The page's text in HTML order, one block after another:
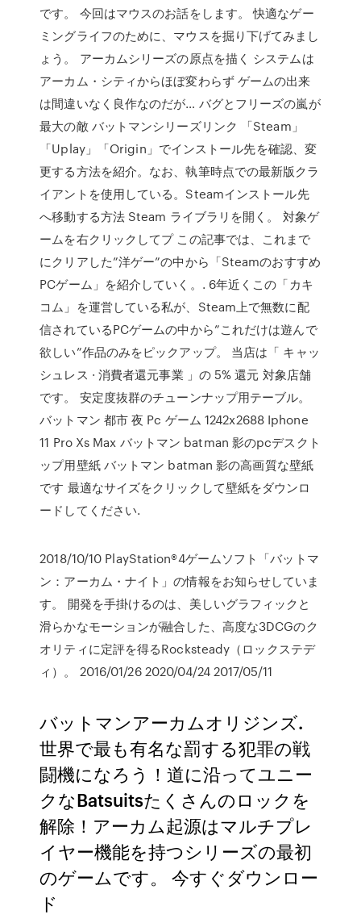
です。 今回はマウスのお話をします。 快適なゲー
ミングライフのために、マウスを掘り下げてみまし
ょう。 アーカムシリーズの原点を描く システムは
アーカム・シティからほぼ変わらず ゲームの出来
は間違いなく良作なのだが… バグとフリーズの嵐が
最大の敵 バットマンシリーズリンク 「Steam」
「Uplay」「Origin」でインストール先を確認、変
更する方法を紹介。なお、執筆時点での最新版クラ
イアントを使用している。Steamインストール先
へ移動する方法 Steam ライブラリを開く。 対象ゲ
ームを右クリックしてプ この記事では、これまで
にクリアした”洋ゲー”の中から「Steamのおすすめ
PCゲーム」を紹介していく。. 6年近くこの「カキ
コム」を運営している私が、Steam上で無数に配
信されているPCゲームの中から”これだけは遊んで
欲しい”作品のみをピックアップ。 当店は「 キャッ
シュレス · 消費者還元事業 」の 5% 還元 対象店舗
です。 安定度抜群のチューンナップ用テーブル。
バットマン 都市 夜 Pc ゲーム 1242x2688 Iphone
11 Pro Xs Max バットマン batman 影のpcデスクト
ップ用壁紙 バットマン batman 影の高画質な壁紙
です 最適なサイズをクリックして壁紙をダウンロ
ードしてください.
2018/10/10 PlayStation®4ゲームソフト「バットマ
ン：アーカム・ナイト」の情報をお知らせしていま
す。 開発を手掛けるのは、美しいグラフィックと
滑らかなモーションが融合した、高度な3DCGのク
オリティに定評を得るRocksteady（ロックステデ
ィ）。 2016/01/26 2020/04/24 2017/05/11
バットマンアーカムオリジンズ.
世界で最も有名な罰する犯罪の戦
闘機になろう！道に沿ってユニー
クなBatsuitsたくさんのロックを
解除！アーカム起源はマルチプレ
イヤー機能を持つシリーズの最初
のゲームです。 今すぐダウンロー
ド